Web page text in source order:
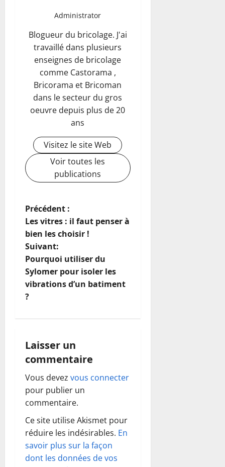
Administrator
Blogueur du bricolage. J'ai
travaillé dans plusieurs
enseignes de bricolage
comme Castorama ,
Bricorama et Bricoman
dans le secteur du gros
oeuvre depuis plus de 20
ans
Visitez le site Web
Voir toutes les
publications
N
a
v
i
g
t
i
o
n
d
’
Précédent :
Les vitres : il faut penser à
bien les choisir !
Suivant:
Pourquoi utiliser du
Sylomer pour isoler les
vibrations d’un batiment
?
Laisser un
commentaire
Vous devez vous connecter
pour publier un
commentaire.
Ce site utilise Akismet pour
réduire les indésirables. En
savoir plus sur la façon
dont les données de vos